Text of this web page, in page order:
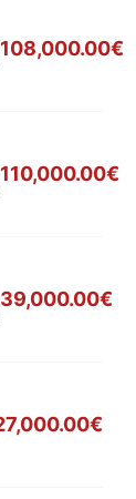
108,000.00€
110,000.00€
39,000.00€